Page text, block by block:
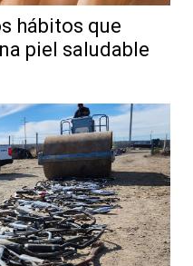
hábitos que
piel saludable